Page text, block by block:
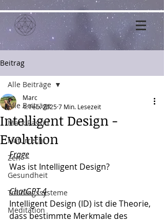
Beitrag
Alle Beiträge
Mark Passio
Naturrecht
Zen
Gesundheit
Trainingssysteme
Meditation
Alle Beiträge
Intelligent Design -
Evolution
Marc
4. Feb. 20257 Min. Lesezeit
Frage
Was ist Intelligent Design?
ChatGPT 4
Intelligent Design (ID) ist die Theorie,
dass bestimmte Merkmale des